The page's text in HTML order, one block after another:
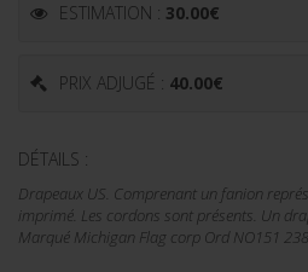
ESTIMATION : 30.00€
PRIX ADJUGÉ : 40.00€
DÉTAILS :
Drapeaux US. Comprenant un fanion
imprimé. Les cordons sont présents. Un
Marqué Michigan Flag corp Ord NO151 238